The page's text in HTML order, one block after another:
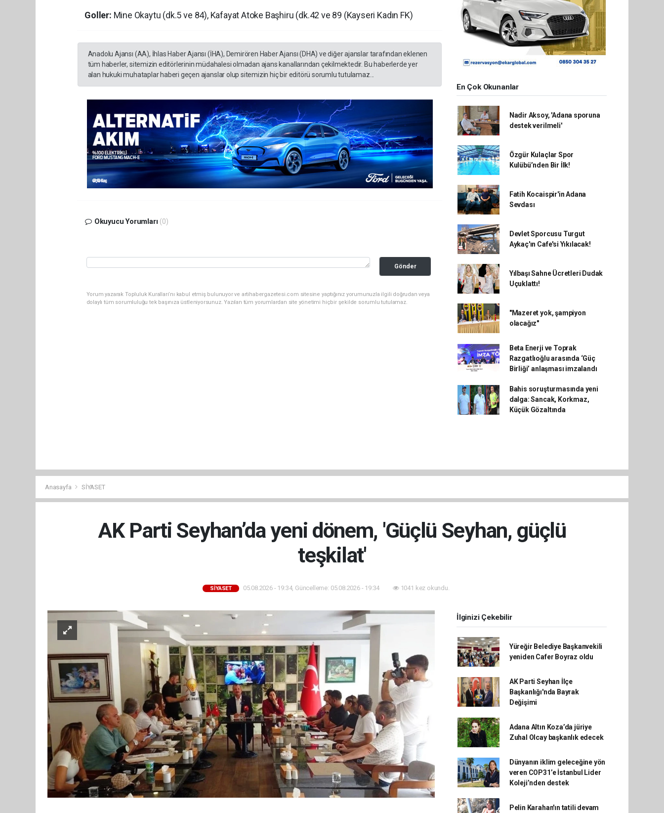
Goller: Mine Okaytu (dk.5 ve 84), Kafayat Atoke Başhiru (dk.42 ve 89 (Kayseri Kadın FK)
Anadolu Ajansı (AA), İhlas Haber Ajansı (İHA), Demirören Haber Ajansı (DHA) ve diğer ajanslar tarafından eklenen
tüm haberler, sitemizin editörlerinin müdahalesi olmadan ajans kanallarından çekilmektedir. Bu haberlerde yer
alan hukuki muhataplar haberi geçen ajanslar olup sitemizin hiç bir editörü sorumlu tutulamaz...
Okuyucu Yorumları (0)
Gönder
Yorum yazarak Topluluk Kuralları’nı kabul etmiş bulunuyor ve artihabergazetesi.com sitesine yaptığınız yorumunuzla ilgili doğrudan veya
dolaylı tüm sorumluluğu tek başınıza üstleniyorsunuz. Yazılan tüm yorumlardan site yönetimi hiçbir şekilde sorumlu tutulamaz.
En Çok Okunanlar
Nadir Aksoy, 'Adana sporuna
destek verilmeli'
Özgür Kulaçlar Spor
Kulübü’nden Bir İlk!
Fatih Kocaispir'in Adana
Sevdası
Devlet Sporcusu Turgut
Aykaç'ın Cafe'si Yıkılacak!
Yılbaşı Sahne Ücretleri Dudak
Uçuklattı!
"Mazeret yok, şampiyon
olacağız"
Beta Enerji ve Toprak
Razgatlıoğlu arasında ‘Güç
Birliği’ anlaşması imzalandı
Bahis soruşturmasında yeni
dalga: Sancak, Korkmaz,
Küçük Gözaltında
Anasayfa SİYASET
AK Parti Seyhan’da yeni dönem, 'Güçlü Seyhan, güçlü
teşkilat'
SİYASET 05.08.2026 - 19:34, Güncelleme: 05.08.2026 - 19:34 1041 kez okundu.
İlginizi Çekebilir
Yüreğir Belediye Başkanvekili
yeniden Cafer Boyraz oldu
AK Parti Seyhan İlçe
Başkanlığı'nda Bayrak
Değişimi
Adana Altın Koza’da jüriye
Zuhal Olcay başkanlık edecek
Dünyanın iklim geleceğine yön
veren COP31’e İstanbul Lider
Koleji’nden destek
Pelin Karahan'ın tatili devam